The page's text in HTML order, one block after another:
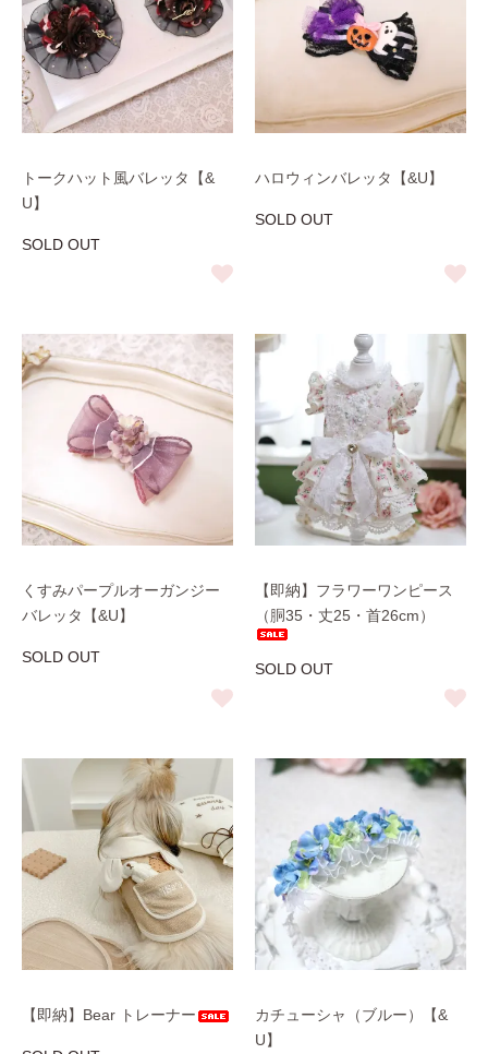
トークハット風バレッタ【&
U】
SOLD OUT
ハロウィンバレッタ【&U】
SOLD OUT
くすみパープルオーガンジー
バレッタ【&U】
SOLD OUT
【即納】フラワーワンピース
（胴35・丈25・首26cm）
SOLD OUT
【即納】Bear トレーナー
カチューシャ（ブルー）【&
U】